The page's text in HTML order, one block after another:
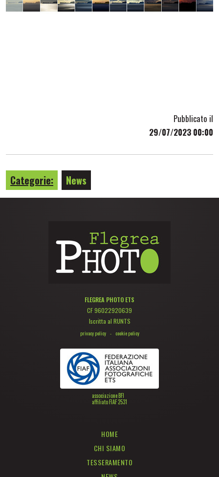
Pubblicato il
29/07/2023 00:00
Categorie: News
FLEGREA PHOTO ETS
CF 96022920639
Iscritta al RUNTS
privacy policy - cookie policy
associazione BFI
affiliato FIAF 2531
HOME
CHI SIAMO
TESSERAMENTO